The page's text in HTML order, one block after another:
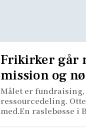
Frikirker går
mission og
Målet er fundraising,
ressourcedeling.
med.En raslebøsse i